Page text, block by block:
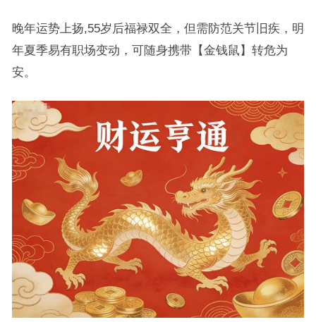
晚年运势上扬,55岁后福禄双全，但需防范关节旧疾，明
年夏季易有职场变动，可随身携带【金钱鼠】转危为
安。